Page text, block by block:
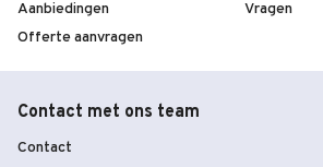
Aanbiedingen
Offerte aanvragen
Vragen
Contact met ons team
Contact